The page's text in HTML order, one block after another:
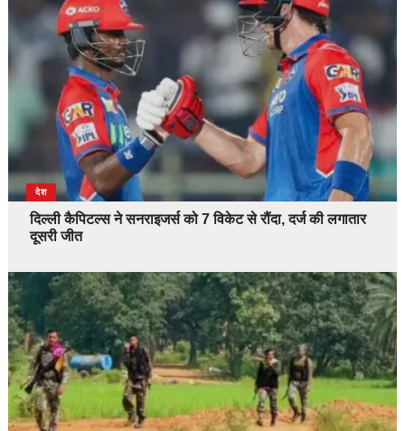
देश
दिल्ली कैपिटल्स ने सनराइजर्स को 7 विकेट से रौंदा, दर्ज की लगातार
दूसरी जीत